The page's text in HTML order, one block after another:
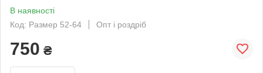
В наявності
Код: Размер 52-64
Опт і роздріб
750 ₴